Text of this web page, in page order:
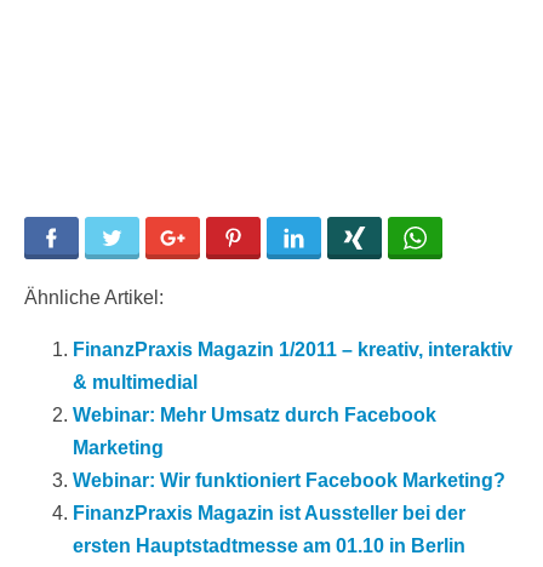
Facebook Twitter Google+ Pinterest LinkedIn
Ähnliche Artikel:
FinanzPraxis Magazin 1/2011 – kreativ, interaktiv
& multimedial
Webinar: Mehr Umsatz durch Facebook
Marketing
Webinar: Wir funktioniert Facebook Marketing?
FinanzPraxis Magazin ist Aussteller bei der
ersten Hauptstadtmesse am 01.10 in Berlin